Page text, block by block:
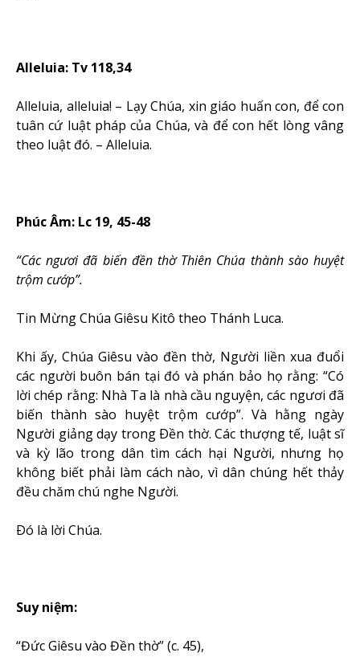
Alleluia: Tv 118,34
Alleluia, alleluia! – Lạy Chúa, xin giáo huấn con, để con
tuân cứ luật pháp của Chúa, và để con hết lòng vâng
theo luật đó. – Alleluia.
Phúc Âm: Lc 19, 45-48
“Các ngươi đã biến đền thờ Thiên Chúa thành sào huyệt
trộm cướp”.
Tin Mừng Chúa Giêsu Kitô theo Thánh Luca.
Khi ấy, Chúa Giêsu vào đền thờ, Người liền xua đuổi
các người buôn bán tại đó và phán bảo họ rằng: “Có
lời chép rằng: Nhà Ta là nhà cầu nguyện, các ngươi đã
biến thành sào huyệt trộm cướp”. Và hằng ngày
Người giảng dạy trong Ðền thờ. Các thượng tế, luật sĩ
và kỳ lão trong dân tìm cách hại Người, nhưng họ
không biết phải làm cách nào, vì dân chúng hết thảy
đều chăm chú nghe Người.
Ðó là lời Chúa.
Suy niệm:
“Đức Giêsu vào Đền thờ” (c. 45),